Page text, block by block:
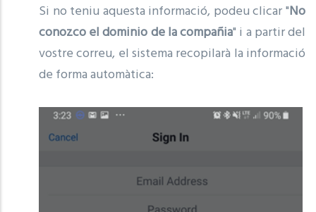
Si no teniu aquesta informació, podeu clicar "No
conozco el dominio de la compañia" i a partir del
vostre correu, el sistema recopilarà la informació
de forma automàtica: